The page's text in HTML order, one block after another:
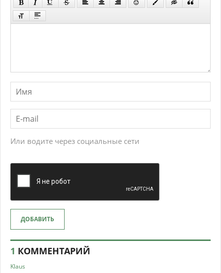
Или водите через социальные сети
ДОБАВИТЬ
1 КОММЕНТАРИЙ
Klaus